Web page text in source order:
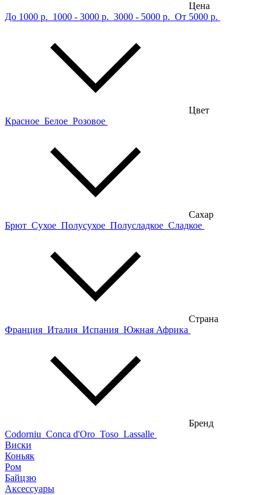
Цена
До 1000 р. 1000 - 3000 р. 3000 - 5000 р. От 5000 р.
Цвет
Красное Белое Розовое
Сахар
Брют Сухое Полусухое Полусладкое Сладкое
Страна
Франция Италия Испания Южная Африка
Бренд
Codorniu Conca d'Oro Toso Lassalle
Виски
Коньяк
Ром
Байцзю
Аксессуары